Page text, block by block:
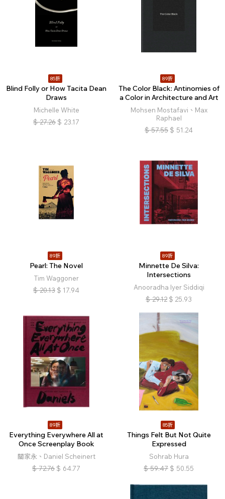
85折
Blind Folly or How Tacita Dean
Draws
Michelle White
$ 27.26 $ 23.17
89折
The Color Black: Antinomies of
a Color in Architecture and Art
Mohsen Mostafavi、Max
Raphael
$ 57.55 $ 51.24
89折
Pearl: The Novel
Tim Waggoner
$ 20.13 $ 17.94
89折
Minnette De Silva:
Intersections
Anooradha Iyer Siddiqi
$ 29.12 $ 25.93
89折
Everything Everywhere All at
Once Screenplay Book
關家永、Daniel Scheinert
$ 72.76 $ 64.77
85折
Things Felt But Not Quite
Expressed
Sohrab Hura
$ 59.47 $ 50.55